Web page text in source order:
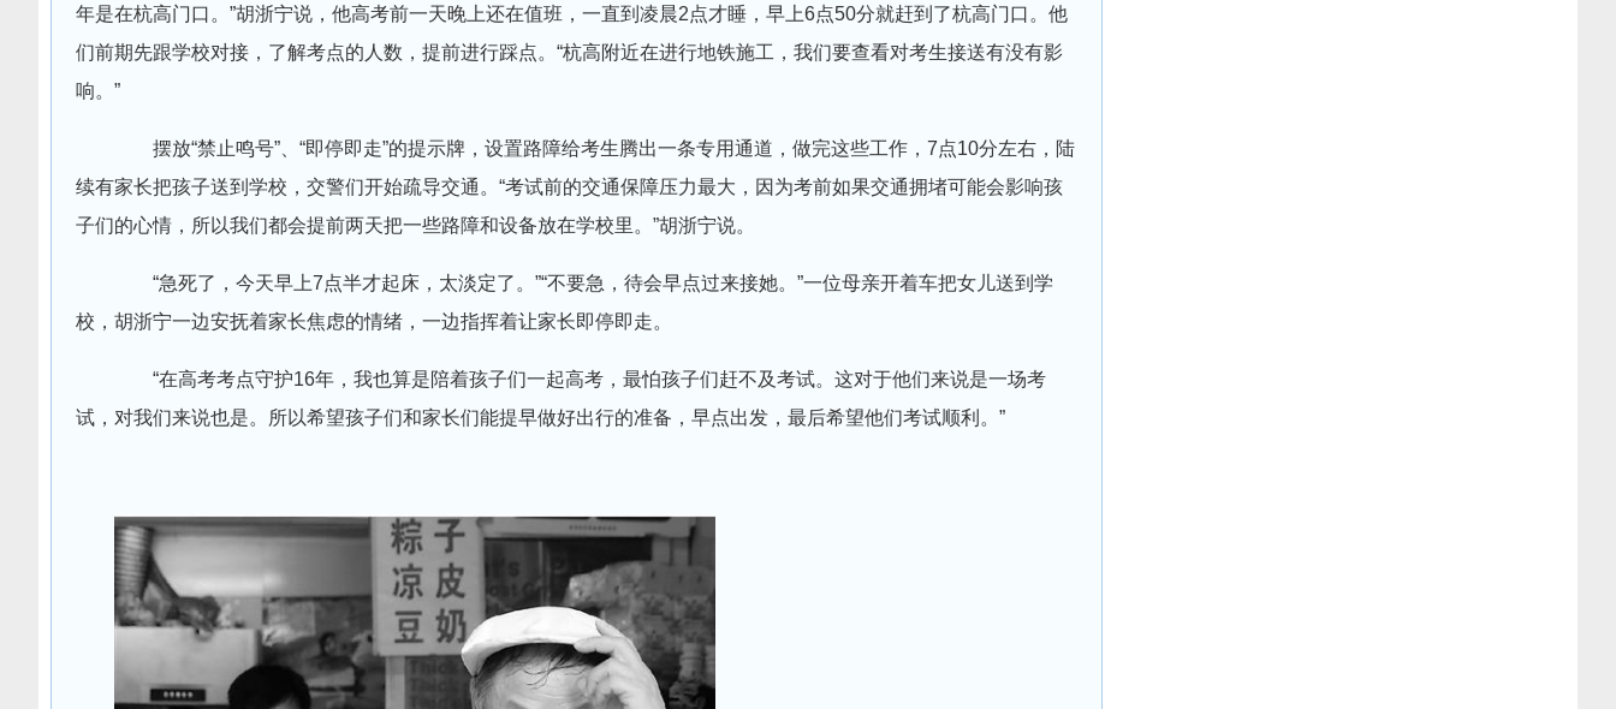
年是在杭高门口。”胡浙宁说，他高考前一天晚上还在值班，一直到凌晨2点才睡，早上6点50分就赶到了杭高门口。他
们前期先跟学校对接，了解考点的人数，提前进行踩点。“杭高附近在进行地铁施工，我们要查看对考生接送有没有影
响。”
摆放“禁止鸣号”、“即停即走”的提示牌，设置路障给考生腾出一条专用通道，做完这些工作，7点10分左右，陆
续有家长把孩子送到学校，交警们开始疏导交通。“考试前的交通保障压力最大，因为考前如果交通拥堵可能会影响孩
子们的心情，所以我们都会提前两天把一些路障和设备放在学校里。”胡浙宁说。
“急死了，今天早上7点半才起床，太淡定了。”“不要急，待会早点过来接她。”一位母亲开着车把女儿送到学
校，胡浙宁一边安抚着家长焦虑的情绪，一边指挥着让家长即停即走。
“在高考考点守护16年，我也算是陪着孩子们一起高考，最怕孩子们赶不及考试。这对于他们来说是一场考
试，对我们来说也是。所以希望孩子们和家长们能提早做好出行的准备，早点出发，最后希望他们考试顺利。”